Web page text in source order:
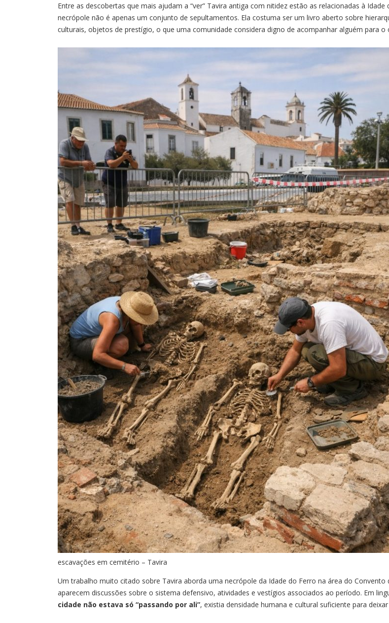
Entre as descobertas que mais ajudam a “ver” Tavira antiga com nitidez estão as relacionadas à Idade
necrópole não é apenas um conjunto de sepultamentos. Ela costuma ser um livro aberto sobre
culturais, objetos de prestígio, o que uma comunidade considera digno de acompanhar alguém para o
escavações em cemitério – Tavira
Um trabalho muito citado sobre Tavira aborda uma necrópole da Idade do Ferro na área do Convento
aparecem discussões sobre o sistema defensivo, atividades e vestígios associados ao período. Em
cidade não estava só “passando por ali”, existia densidade humana e cultural suficiente para